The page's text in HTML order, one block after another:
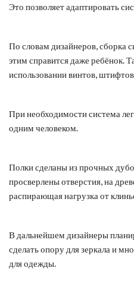
Это позволяет адаптировать
По словам дизайнеров, сборка
этим справится даже ребёнок.
использовании винтов,
При необходимости система
одним человеком.
Полки сделаны из прочных
просверлены отверстия, на
распирающая нагрузка от
В дальнейшем дизайнеры
сделать опору для зеркала и
для одежды.